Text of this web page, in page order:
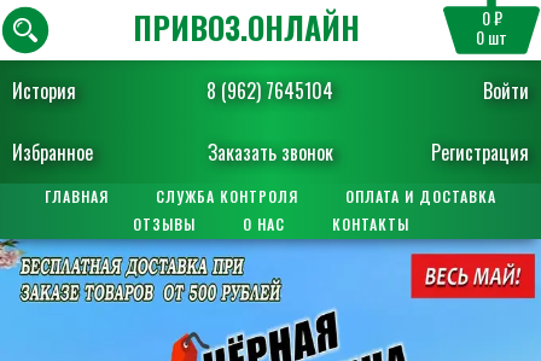
История 8 (962) 7645104 Войти
Избранное Заказать звонок Регистрация
ПРИВОЗ.ОНЛАЙН 0 ₽
0шт
ГЛАВНАЯ СЛУЖБА КОНТРОЛЯ
ОПЛАТА И ДОСТАВКА
ОТЗЫВЫ
О НАС КОНТАКТЫ